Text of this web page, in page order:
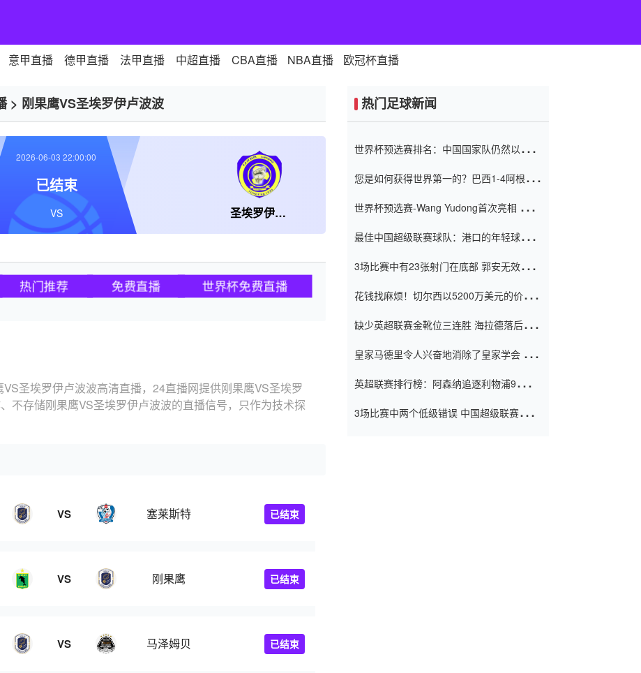
意甲直播 德甲直播 法甲直播 中超直播 CBA直播 NBA直播 欧冠杯直播
> 刚果鹰VS圣埃罗伊卢波波
圣埃罗伊卢波波
2026-06-03 22:00:00
已结束
VS
热门推荐 免费直播 世界杯免费直播
圣埃罗伊卢波波高清直播，24直播网提供刚果鹰VS圣埃罗
不存储刚果鹰VS圣埃罗伊卢波波的直播信号，只作为技术探
VS 塞莱斯特 已结束
VS 刚果鹰 已结束
VS 马泽姆贝 已结束
热门足球新闻
世界杯预选赛排名：中国国家队仍然以6分
您是如何获得世界第一的？巴西1-4阿根
世界杯预选赛-Wang Yudong首次亮相 中国
最佳中国超级联赛球队：港口的年轻球员在
（Taishan）
3场比赛中有23张射门在底部 郭安无效传球
花钱找麻烦！切尔西以5200万美元的价格
窗口
缺少英超联赛金靴位三连胜 海拉德落后6球
皇家马德里令人兴奋地消除了皇家学会 安
英超联赛排行榜：阿森纳追逐利物浦9分 曼
3场比赛中两个低级错误 中国超级联赛的前